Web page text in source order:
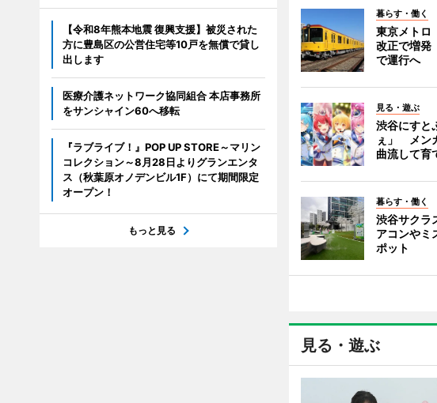
暮らす・働く
東京メトロ
改正で増
で運行へ
見る・遊ぶ
渋谷にすと
ぇ」 メン
曲流して育
暮らす・働く
渋谷サクラ
アコンやミ
ポット
見る・遊ぶ
【令和8年熊本地震 復興支援】被災された
方に豊島区の公営住宅等10戸を無償で貸し
出します
医療介護ネットワーク協同組合 本店事務所
をサンシャイン60へ移転
『ラブライブ！』POP UP STORE～マリン
コレクション～8月28日よりグランエンタ
ス（秋葉原オノデンビル1F）にて期間限定
オープン！
もっと見る